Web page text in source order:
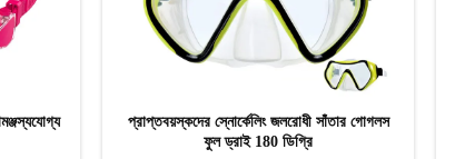
প্রাপ্তবয়স্কদের স্নোর্কেলিং জলরোধী সাঁতার গোগলস
ফুল ড্রাই 180 ডিগ্রি